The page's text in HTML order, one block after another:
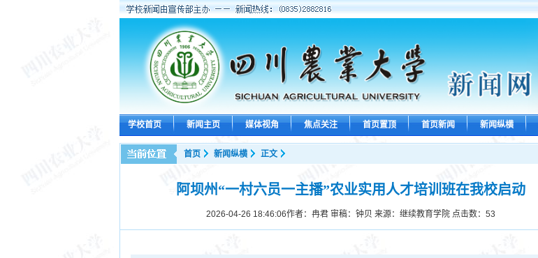
学校首页 新闻主页 媒体视角 焦点关注 首页置顶 首页新闻 新闻纵横
首页 新闻纵横 正文
阿坝州“一村六员一主播”农业实用人才培训班在我校启动
2026-04-26 18:46:06作者：冉君 审稿：钟贝 来源：继续教育学院 点击数： 53